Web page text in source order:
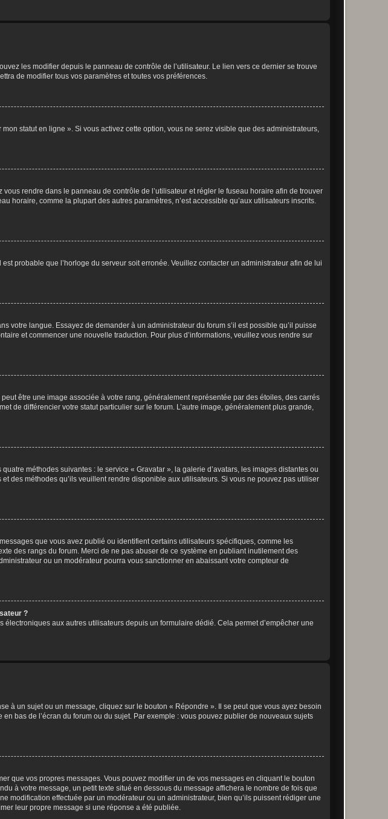
les modifier depuis le panneau de contrôle de l’utilisateur. Le lien vers ce dernier se trouve
de modifier tous vos paramètres et toutes vos préférences.
statut en ligne ». Si vous activez cette option, vous ne serez visible que des administrateurs,
rendre dans le panneau de contrôle de l’utilisateur et régler le fuseau horaire afin de trouver
horaire, comme la plupart des autres paramètres, n’est accessible qu’aux utilisateurs inscrits.
probable que l’horloge du serveur soit erronée. Veuillez contacter un administrateur afin de lui
votre langue. Essayez de demander à un administrateur du forum s’il est possible qu’il puisse
et commencer une nouvelle traduction. Pour plus d’informations, veuillez vous rendre sur
être une image associée à votre rang, généralement représentée par des étoiles, des carrés
de différencier votre statut particulier sur le forum. L’autre image, généralement plus grande,
méthodes suivantes : le service « Gravatar », la galerie d’avatars, les images distantes ou
des méthodes qu’ils veuillent rendre disponible aux utilisateurs. Si vous ne pouvez pas utiliser
que vous avez publié ou identifient certains utilisateurs spécifiques, comme les
des rangs du forum. Merci de ne pas abuser de ce système en publiant inutilement des
ou un modérateur pourra vous sanctionner en abaissant votre compteur de
?
aux autres utilisateurs depuis un formulaire dédié. Cela permet d’empêcher une
à un sujet ou un message, cliquez sur le bouton « Répondre ». Il se peut que vous ayez besoin
bas de l’écran du forum ou du sujet. Par exemple : vous pouvez publier de nouveaux sujets
que vos propres messages. Vous pouvez modifier un de vos messages en cliquant le bouton
à votre message, un petit texte situé en dessous du message affichera le nombre de fois que
modification effectuée par un modérateur ou un administrateur, bien qu’ils puissent rédiger une
leur propre message si une réponse a été publiée.